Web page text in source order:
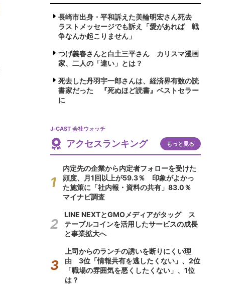
長崎市出身・平和訴えた美輪明宏さん死去
ラストメッセージでも訴え「愛があれば 戦
争なんか起こりません」
つげ義春さんと白土三平さん カリスマ漫画
家、二人の「違い」とは？
死去した丹羽宇一郎さんは、経済界有数の読
書家だった 『死ぬほど読書』ベストセラー
に
J-CAST 会社ウォッチ
アクセスランキング もっと見る
内定先の企業から内定者フォローを受けた
頻度、月1回以上が59.3％ 印象がよかっ
た施策に「社内報・資料の共有」83.0％
マイナビ調査
LINE NEXTとGMOメディアがタッグ ス
テーブルコインを活用したサービスの成長
と事業拡大へ
上司からのランチの誘いを断りにくい理
由 3位「情報共有を逃したくない」、2位
「職場の雰囲気を悪くしたくない」、1位
は？